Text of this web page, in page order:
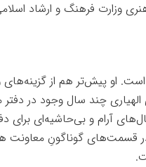
است. او پیش‌تر هم از
چند سال وجود در
آرام و بی‌حاشیه‌ای برای
قسمت‌های گوناگونِ معاونت